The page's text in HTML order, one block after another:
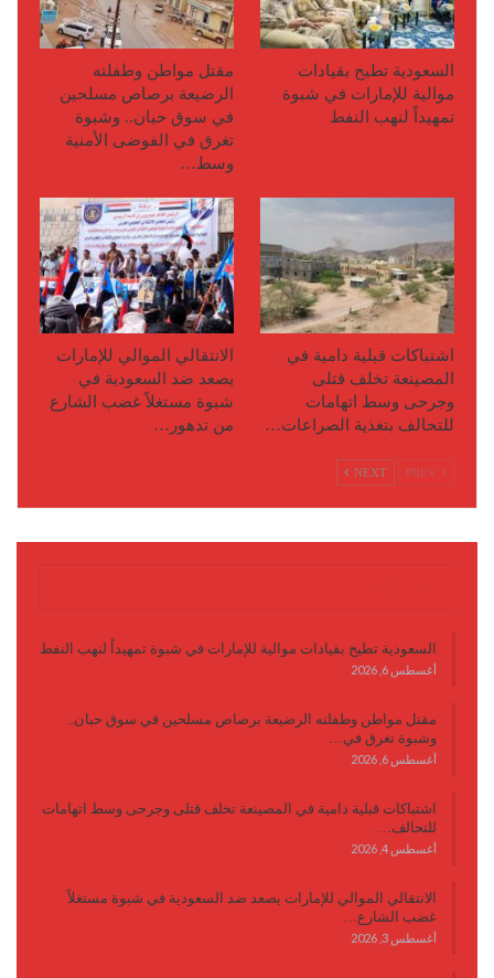
السعودية تطيح بقيادات
موالية للإمارات في شبوة
تمهيداً لنهب النفط
مقتل مواطن وطفلته
الرضيعة برصاص مسلحين
في سوق حبان.. وشبوة
تغرق في الفوضى الأمنية
وسط…
اشتباكات قبلية دامية في
المصينعة تخلف قتلى
وجرحى وسط اتهامات
للتحالف بتغذية الصراعات…
الانتقالي الموالي للإمارات
يصعد ضد السعودية في
شبوة مستغلاً غضب الشارع
من تدهور…
NEXT
السعودية تطيح بقيادات موالية للإمارات في شبوة تمهيداً لنهب النفط
أغسطس 6, 2026
مقتل مواطن وطفلته الرضيعة برصاص مسلحين في سوق حبان..
وشبوة تغرق في…
أغسطس 6, 2026
اشتباكات قبلية دامية في المصينعة تخلف قتلى وجرحى وسط اتهامات
للتحالف…
أغسطس 4, 2026
الانتقالي الموالي للإمارات يصعد ضد السعودية في شبوة مستغلاً
غضب الشارع…
أغسطس 3, 2026